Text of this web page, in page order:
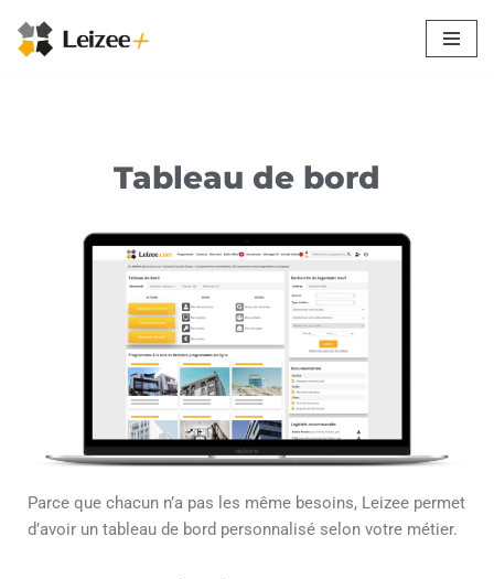
Aller
Tableau de bord
Parce que chacun n’a pas les même besoins, Leizee permet
d’avoir un tableau de bord personnalisé selon votre métier.